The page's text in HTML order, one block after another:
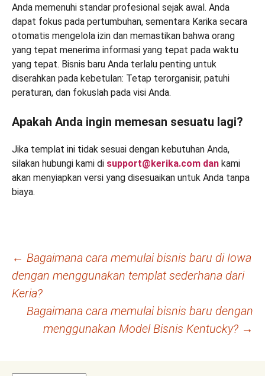
Anda memenuhi standar profesional sejak awal. Anda
dapat fokus pada pertumbuhan, sementara Karika secara
otomatis mengelola izin dan memastikan bahwa orang
yang tepat menerima informasi yang tepat pada waktu
yang tepat. Bisnis baru Anda terlalu penting untuk
diserahkan pada kebetulan: Tetap terorganisir, patuhi
peraturan, dan fokuslah pada visi Anda.
Apakah Anda ingin memesan sesuatu lagi?
Jika templat ini tidak sesuai dengan kebutuhan Anda,
silakan hubungi kami di support@kerika.com dan kami
akan menyiapkan versi yang disesuaikan untuk Anda tanpa
biaya.
Navigasi
Tulisan
← Bagaimana cara memulai bisnis baru di Iowa
dengan menggunakan templat sederhana dari
Keria?
Bagaimana cara memulai bisnis baru dengan
menggunakan Model Bisnis Kentucky? →